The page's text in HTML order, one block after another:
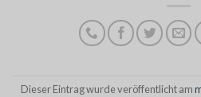
Dieser Eintrag wurde veröffentlicht am